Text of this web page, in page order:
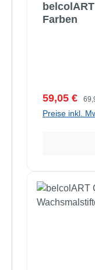
Farben
59,05 €
Preise inkl.